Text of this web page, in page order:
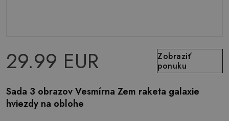
29.99 EUR
Zobraziť
ponuku
Sada 3 obrazov Vesmírna Zem raketa galaxie
hviezdy na oblohe